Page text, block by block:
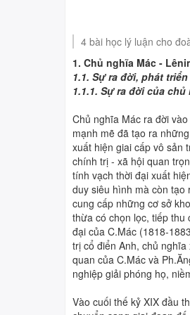
4 bài học lý luận cho
1. Chủ nghĩa Mác -
1.1. Sự ra đời, phát
1.1.1. Sự ra đời của
Chủ nghĩa Mác ra đời
mạnh mẽ đã tạo ra
xuất hiện giai cấp vô sản
chính trị - xã hội quan
tính vạch thời đại xuất
duy siêu hình mà còn
cung cấp những cơ sở
thừa có chọn lọc, tiếp
đại của C.Mác (1818-
trị cổ điển Anh, chủ
quan của C.Mác và
nghiệp giải phóng họ,
Vào cuối thế kỷ XIX đầu